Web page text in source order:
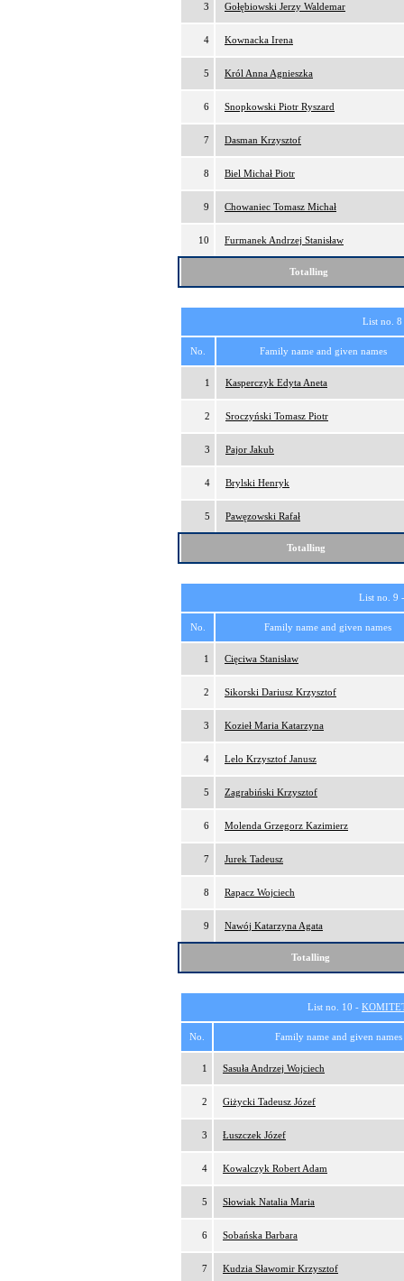
3 Gołębiowski Jerzy Waldemar
4 Kownacka Irena
5 Król Anna Agnieszka
6 Snopkowski Piotr Ryszard
7 Dasman Krzysztof
8 Biel Michał Piotr
9 Chowaniec Tomasz Michał
10 Furmanek Andrzej Stanisław
Totalling
List no.
No. Family name and given names
1 Kasperczyk Edyta Aneta
2 Sroczyński Tomasz Piotr
3 Pajor Jakub
4 Brylski Henryk
5 Pawęzowski Rafał
Totalling
List no. 9
No. Family name and given names
1 Cięciwa Stanisław
2 Sikorski Dariusz Krzysztof
3 Kozieł Maria Katarzyna
4 Lelo Krzysztof Janusz
5 Zagrabiński Krzysztof
6 Molenda Grzegorz Kazimierz
7 Jurek Tadeusz
8 Rapacz Wojciech
9 Nawój Katarzyna Agata
Totalling
List no. 10 -
No. Family name and given names
1 Sasuła Andrzej Wojciech
2 Giżycki Tadeusz Józef
3 Łuszczek Józef
4 Kowalczyk Robert Adam
5 Słowiak Natalia Maria
6 Sobańska Barbara
7 Kudzia Sławomir Krzysztof